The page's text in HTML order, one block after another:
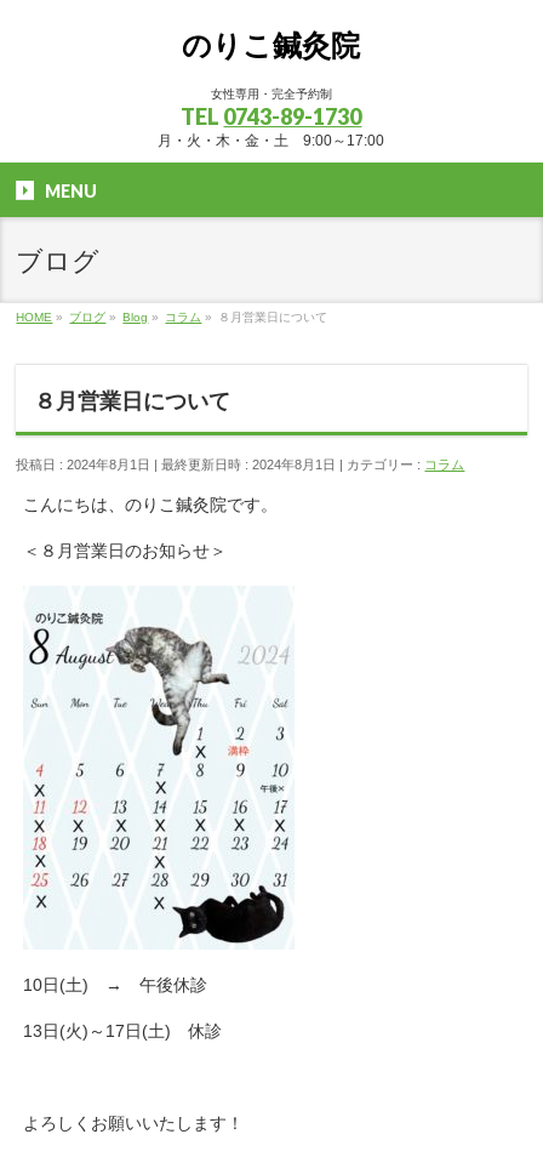
のりこ鍼灸院
女性専用・完全予約制
TEL 0743-89-1730
月・火・木・金・土 9:00～17:00
MENU
ブログ
HOME » ブログ » Blog » コラム » ８月営業日について
８月営業日について
投稿日 : 2024年8月1日 最終更新日時 : 2024年8月1日 カテゴリー : コラム
こんにちは、のりこ鍼灸院です。
＜８月営業日のお知らせ＞
10日(土) → 午後休診
13日(火)～17日(土) 休診
よろしくお願いいたします！